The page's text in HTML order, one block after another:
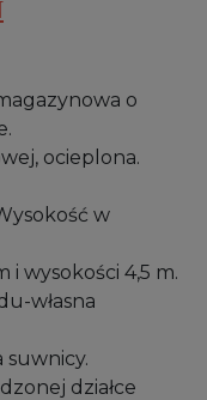
o
ocieplona.
w
i wysokości 4,5 m.
własna
suwnicy.
działce